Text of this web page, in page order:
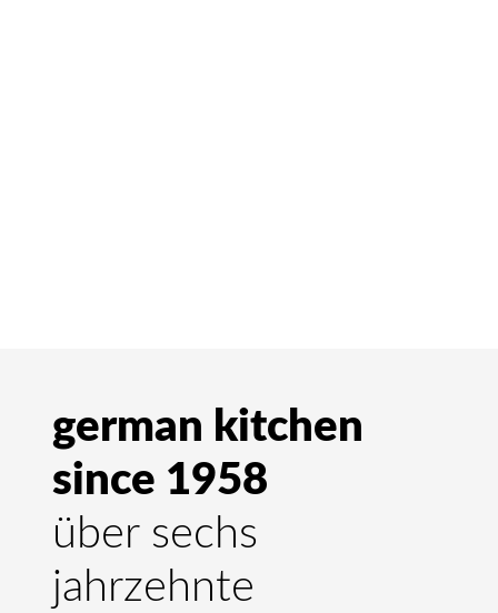
german kitchen
since 1958
über sechs
jahrzehnte